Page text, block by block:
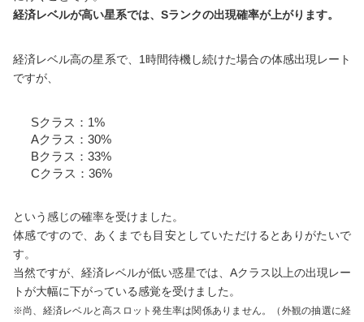
経済レベルが高い星系では、Sランクの出現確率が上がります。
経済レベル高の星系で、1時間待機し続けた場合の体感出現レート
ですが、
Sクラス：1%
Aクラス：30%
Bクラス：33%
Cクラス：36%
という感じの確率を受けました。
体感ですので、あくまでも目安としていただけるとありがたいで
す。
当然ですが、経済レベルが低い惑星では、Aクラス以上の出現レー
トが大幅に下がっている感覚を受けました。
※尚、経済レベルと高スロット発生率は関係ありません。（外観の抽選に経